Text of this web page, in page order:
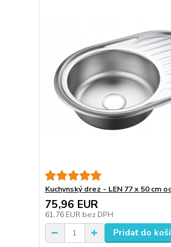
Kuchynský drez - LEN 77 x 50 cm
75,96 EUR
61,76 EUR bez DPH
Pridať do